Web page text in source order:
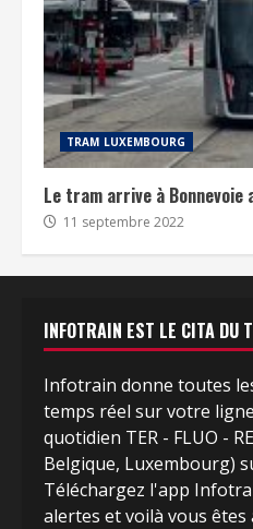
TRAM LUXEMBOURG
Le tram arrive à
11 septembre 2022
INFOTRAIN EST LE CITA DU
Infotrain donne toutes
temps réel sur votre
quotidien TER - FLUO -
Belgique, Luxembourg)
Téléchargez l'app
alertes et voilà vous